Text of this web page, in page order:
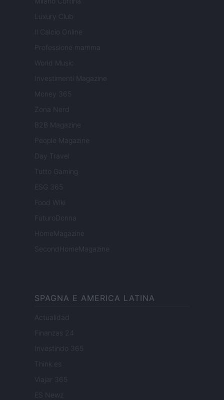
Luxury Club
Il Calcio Online
Professione mamma
World Music
Investimenti Magazine
Money 365
Zona Nerd
B2B Magazine
People Magazine
Day Travel
Tutto Gaming
ESG 365
Food Wiki
FuturoDonna
HomeMagazine
SecondHomeMagazine
SPAGNA E AMERICA LATINA
Actualidad
Finanzas 24
Investindo 365
Think.es
Viajar 365
ES Newz